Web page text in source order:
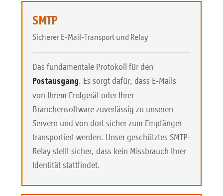
SMTP
Sicherer E-Mail-Transport und Relay
Das fundamentale Protokoll für den
Postausgang. Es sorgt dafür, dass E-Mails
von Ihrem Endgerät oder Ihrer
Branchensoftware zuverlässig zu unseren
Servern und von dort sicher zum Empfänger
transportiert werden. Unser geschütztes SMTP-
Relay stellt sicher, dass kein Missbrauch Ihrer
Identität stattfindet.